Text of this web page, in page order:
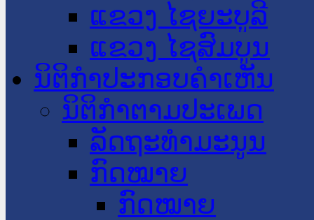
ແຂວງ ໄຊຍະບູລີ
ແຂວງ ໄຊສົມບູນ
ນິຕິກໍາປະກອບຄໍາເຫັນ
ນິຕິກໍາຕາມປະເພດ
ລັດຖະທໍາມະນູນ
ກົດໝາຍ
ກົດໝາຍ